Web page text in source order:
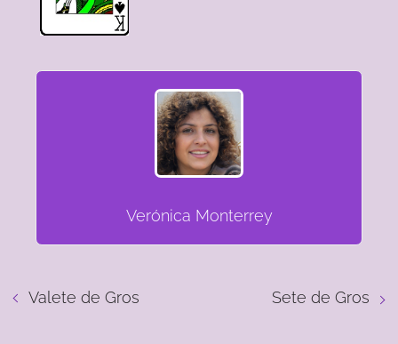
Verónica Monterrey
Valete de Gros Sete de Gros